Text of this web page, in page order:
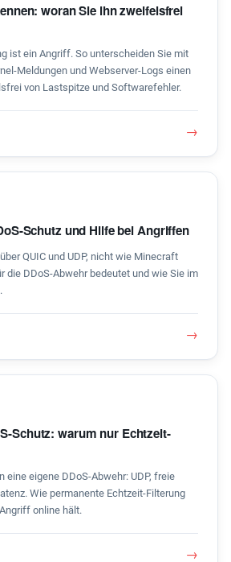
woran Sie ihn zweifelsfrei
ist ein Angriff. So unterscheiden Sie mit
Meldungen und Webserver-Logs einen
von Lastspitze und Softwarefehler.
→
Schutz und Hilfe bei Angriffen
QUIC und UDP, nicht wie Minecraft
die DDoS-Abwehr bedeutet und wie Sie im
→
Schutz: warum nur Echtzeit-
eine eigene DDoS-Abwehr: UDP, freie
Wie permanente Echtzeit-Filterung
online hält.
→